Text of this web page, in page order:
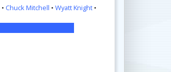
• Chuck Mitchell • Wyatt Knight•